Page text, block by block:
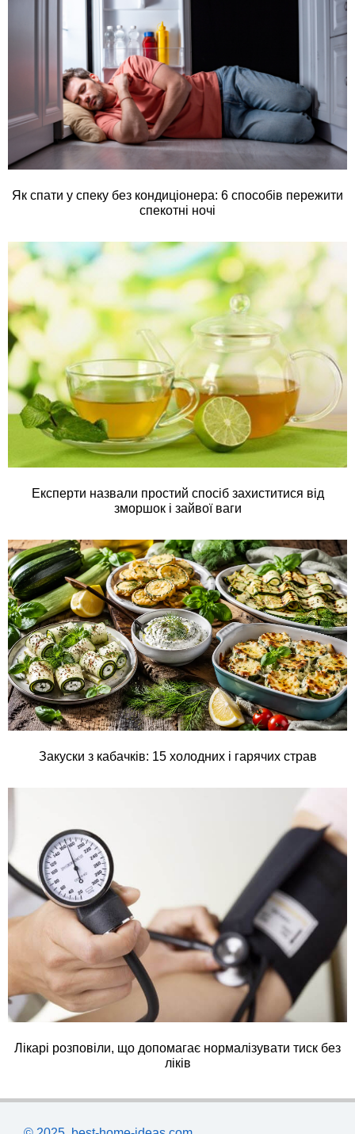
Як спати у спеку без кондиціонера: 6 способів пережити
спекотні ночі
Експерти назвали простий спосіб захиститися від
зморшок і зайвої ваги
Закуски з кабачків: 15 холодних і гарячих страв
Лікарі розповіли, що допомагає нормалізувати тиск без
ліків